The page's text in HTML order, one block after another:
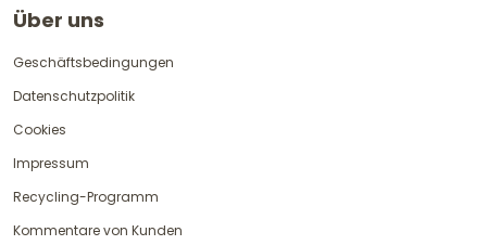
Über uns
Geschäftsbedingungen
Datenschutzpolitik
Cookies
Impressum
Recycling-Programm
Kommentare von Kunden